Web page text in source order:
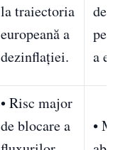
la traiectoria
europeană a
dezinflației.
pe
a
• Risc major
de blocare a
•